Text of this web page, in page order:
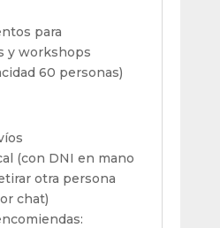
para
y workshops
60 personas)
(con DNI en mano
otra persona
chat)